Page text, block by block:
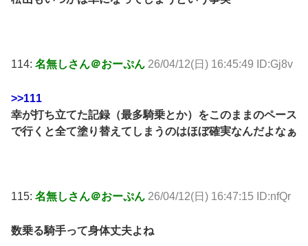
114: 名無しさん＠おーぷん 26/04/12(日) 16:45:49 ID:Gj8v
>>111
幸が打ち立てた記録（最多騎乗とか）をこのままのペース
で行くと全て塗り替えてしまうのはほぼ確実なんだよなぁ
115: 名無しさん＠おーぷん 26/04/12(日) 16:47:15 ID:nfQr
数乗る騎手って身体丈夫よね